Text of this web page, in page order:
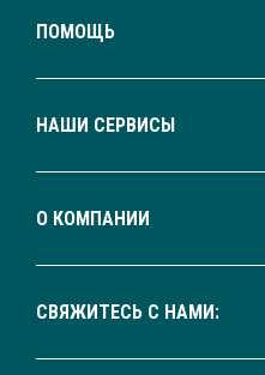
ПОМОЩЬ
НАШИ СЕРВИСЫ
О КОМПАНИИ
СВЯЖИТЕСЬ С НАМИ: